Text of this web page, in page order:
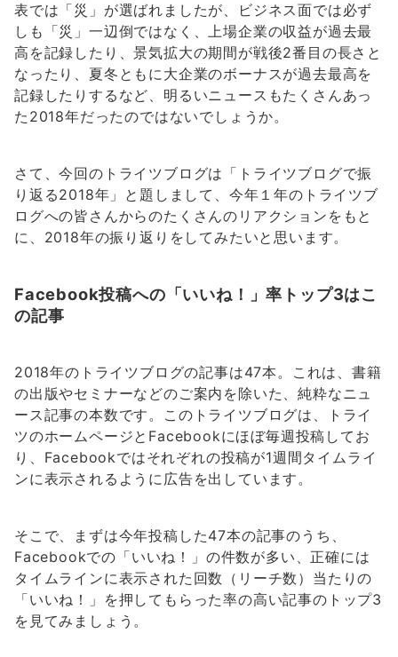
表では「災」が選ばれましたが、ビジネス面では必ず
しも「災」一辺倒ではなく、上場企業の収益が過去最
高を記録したり、景気拡大の期間が戦後2番目の長さと
なったり、夏冬ともに大企業のボーナスが過去最高を
記録したりするなど、明るいニュースもたくさんあっ
た2018年だったのではないでしょうか。
さて、今回のトライツブログは「トライツブログで振
り返る2018年」と題しまして、今年１年のトライツブ
ログへの皆さんからのたくさんのリアクションをもと
に、2018年の振り返りをしてみたいと思います。
Facebook投稿への「いいね！」率トップ3はこ
の記事
2018年のトライツブログの記事は47本。これは、書籍
の出版やセミナーなどのご案内を除いた、純粋なニュ
ース記事の本数です。このトライツブログは、トライ
ツのホームページとFacebookにほぼ毎週投稿してお
り、Facebookではそれぞれの投稿が1週間タイムライ
ンに表示されるように広告を出しています。
そこで、まずは今年投稿した47本の記事のうち、
Facebookでの「いいね！」の件数が多い、正確には
タイムラインに表示された回数（リーチ数）当たりの
「いいね！」を押してもらった率の高い記事のトップ3
を見てみましょう。